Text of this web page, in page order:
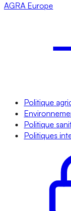
AGRA Europe
Politique
Politique
Politiques